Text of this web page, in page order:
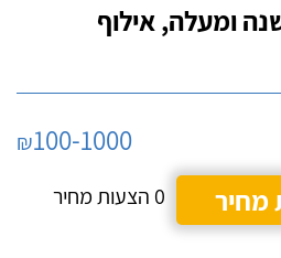
ומעלה, אילוף
₪100-1000
מחיר
0 הצעות מחיר